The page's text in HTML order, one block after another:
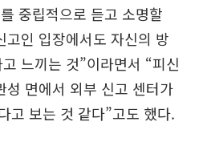
중립적으로 듣고 소명할
고인 입장에서도 자신의 방
느끼는 것”이라면서 “피신
성 면에서 외부 신고 센터가
고 보는 것 같다”고도 했다.